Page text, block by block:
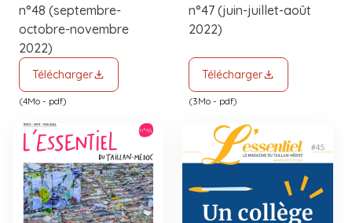
n°48 (septembre-
octobre-novembre
2022)
Télécharger
(4Mo - pdf)
n°47 (juin-juillet-août
2022)
Télécharger
(3Mo - pdf)